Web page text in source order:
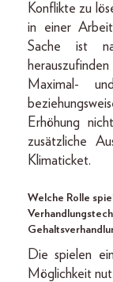
Konflikte zu
in einer
Sache ist
Maximal-
Erhöhung
zusätzliche
Klimaticket.
Welche Rolle
Die spielen
Möglichkeit